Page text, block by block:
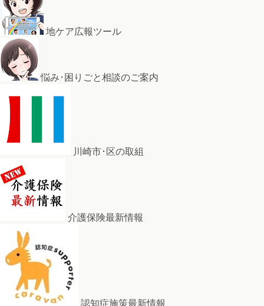
地ケア広報ツール
悩み･困りごと相談のご案内
川崎市･区の取組
介護保険最新情報
認知症施策最新情報